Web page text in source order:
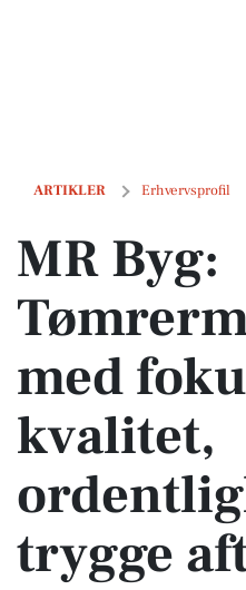
ARTIKLER Erhvervsprofil
MR Byg: Tømrermester
MR Byg:
med
kvalitet,
trygge